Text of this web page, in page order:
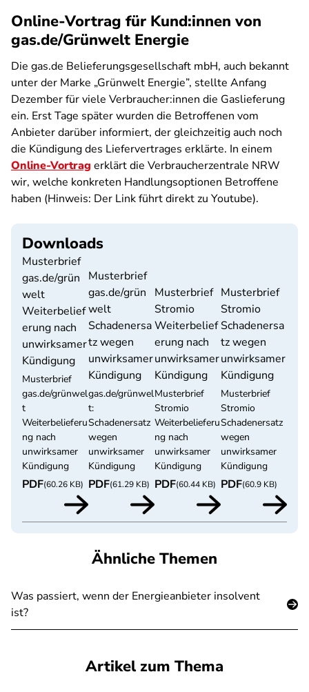
Online-Vortrag für Kund:innen von
gas.de/Grünwelt Energie
Die gas.de Belieferungsgesellschaft mbH, auch bekannt
unter der Marke „Grünwelt Energie”, stellte Anfang
Dezember für viele Verbraucher:innen die Gaslieferung
ein. Erst Tage später wurden die Betroffenen vom
Anbieter darüber informiert, der gleichzeitig auch noch
die Kündigung des Liefervertrages erklärte. In einem
Online-Vortrag erklärt die Verbraucherzentrale NRW
wir, welche konkreten Handlungsoptionen Betroffene
haben (Hinweis: Der Link führt direkt zu Youtube).
Downloads
Musterbrief
gas.de/grün
welt
Weiterbelief
erung nach
unwirksamer
Kündigung
Musterbrief
gas.de/grünwel
t
Weiterbelieferu
ng nach
unwirksamer
Kündigung
PDF(60.26 KB)
Musterbrief
gas.de/grün
welt
Schadenersa
tz wegen
unwirksamer
Kündigung
gas.de/grünwel
t:
Schadenersatz
wegen
unwirksamer
Kündigung
PDF(61.29 KB)
Musterbrief
Stromio
Weiterbelief
erung nach
unwirksamer
Kündigung
Musterbrief
Stromio
Weiterbelieferu
ng nach
unwirksamer
Kündigung
PDF(60.44 KB)
Musterbrief
Stromio
Schadenersa
tz wegen
unwirksamer
Kündigung
Musterbrief
Stromio
Schadenersatz
wegen
unwirksamer
Kündigung
PDF(60.9 KB)
Ähnliche Themen
Was passiert, wenn der Energieanbieter insolvent
ist?
Artikel zum Thema